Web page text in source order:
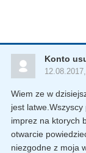
Konto
Wiem ze w
jest
imprez na ktorych
otwarcie
niezgodne z moja